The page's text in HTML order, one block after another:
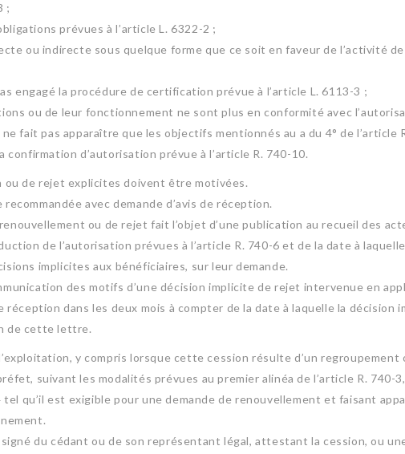
;
prévues à l’article L. 6322-2 ;
ou indirecte sous quelque forme que ce soit en faveur de l’activité
engagé la procédure de certification prévue à l’article L. 6113-3 ;
ou de leur fonctionnement ne sont plus en conformité avec
ne fait pas apparaître que les objectifs mentionnés au a du 4° de
confirmation d’autorisation prévue à l’article R. 740-10.
ou de rejet explicites doivent être motivées.
avec demande d’avis de réception.
ou de rejet fait l’objet d’une publication au recueil des
de l’autorisation prévues à l’article R. 740-6 et de la date à
implicites aux bénéficiaires, sur leur demande.
des motifs d’une décision implicite de rejet intervenue en
réception dans les deux mois à compter de la date à laquelle la
de cette lettre.
y compris lorsque cette cession résulte d’un
suivant les modalités prévues au premier alinéa de l’article R. 740-
qu’il est exigible pour une demande de renouvellement et faisant
du cédant ou de son représentant légal, attestant la cession, ou